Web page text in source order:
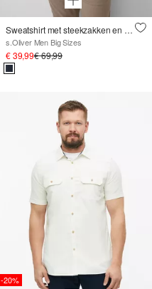
Sweatshirt met steekzakken en label
s.Oliver Men Big Sizes
€ 39,99€ 69,99
-20%